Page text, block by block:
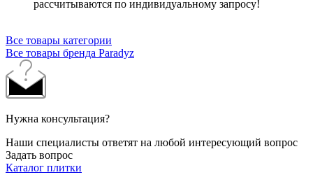
рассчитываются по индивидуальному запросу!
Все товары категории
Все товары бренда Paradyz
Нужна консультация?
Наши специалисты ответят на любой интересующий вопрос
Задать вопрос
Каталог плитки